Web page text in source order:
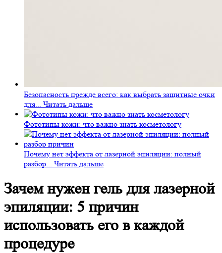
Безопасность прежде всего: как выбрать защитные очки
для... Читать дальше
Фототипы кожи: что важно знать косметологу
Почему нет эффекта от лазерной эпиляции: полный
разбор... Читать дальше
Зачем нужен гель для лазерной
эпиляции: 5 причин
использовать его в каждой
процедуре